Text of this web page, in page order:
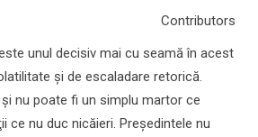
Contributors
unul decisiv mai cu seamă în acest
şi de escaladare retorică.
nu poate fi un simplu martor ce
ce nu duc nicăieri. Preşedintele nu